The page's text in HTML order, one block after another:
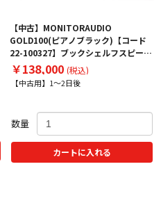
【中古】MONITORAUDIO
GOLD100(ピアノブラック)【コード
22-100327】ブックシェルフスピーカ
ー(ペア)
￥138,000 (税込)
【中古用】1～2日後
数量
カートに入れる